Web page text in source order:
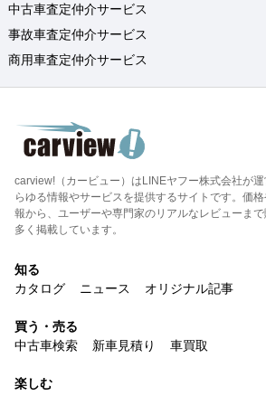
中古車査定仲介サービス
事故車査定仲介サービス
商用車査定仲介サービス
carview!（カービュー）はLINEヤフー株式会社が
らゆる情報やサービスを提供するサイトです。価
報から、ユーザーや専門家のリアルなレビューま
多く掲載しています。
知る
カタログ
ニュース オリジナル記事
買う・売る
中古車検索
新車見積り 車買取
楽しむ